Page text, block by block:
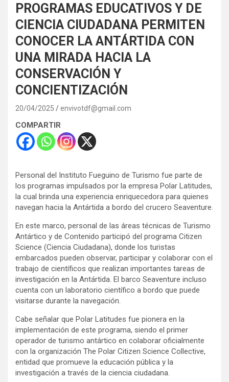
PROGRAMAS EDUCATIVOS Y DE
CIENCIA CIUDADANA PERMITEN
CONOCER LA ANTÁRTIDA CON
UNA MIRADA HACIA LA
CONSERVACIÓN Y
CONCIENTIZACIÓN
20/04/2025 envivotdf@gmail.com
COMPARTIR
Personal del Instituto Fueguino de Turismo fue parte de
los programas impulsados por la empresa Polar Latitudes,
la cual brinda una experiencia enriquecedora para quienes
navegan hacia la Antártida a bordo del crucero Seaventure.
En este marco, personal de las áreas técnicas de Turismo
Antártico y de Contenido participó del programa Citizen
Science (Ciencia Ciudadana), donde los turistas
embarcados pueden observar, participar y colaborar con el
trabajo de científicos que realizan importantes tareas de
investigación en la Antártida. El barco Seaventure incluso
cuenta con un laboratorio científico a bordo que puede
visitarse durante la navegación.
Cabe señalar que Polar Latitudes fue pionera en la
implementación de este programa, siendo el primer
operador de turismo antártico en colaborar oficialmente
con la organización The Polar Citizen Science Collective,
entidad que promueve la educación pública y la
investigación a través de la ciencia ciudadana.